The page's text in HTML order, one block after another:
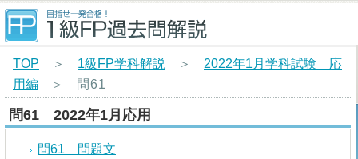
TOP ＞ 1級FP学科解説 ＞ 2022年1月学科試験 応
用編 ＞ 問61
問61 2022年1月応用
問61 問題文